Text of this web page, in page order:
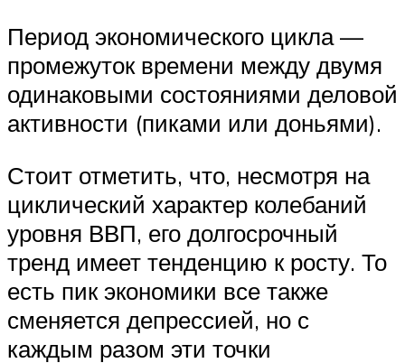
Период экономического цикла —
промежуток времени между двумя
одинаковыми состояниями деловой
активности (пиками или доньями).
Стоит отметить, что, несмотря на
циклический характер колебаний
уровня ВВП, его долгосрочный
тренд имеет тенденцию к росту. То
есть пик экономики все также
сменяется депрессией, но с
каждым разом эти точки